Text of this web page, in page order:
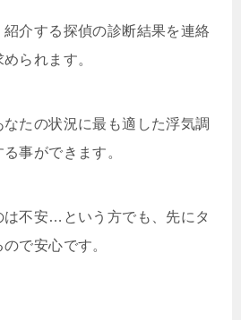
介する探偵の診断結果を連絡
られます。
たの状況に最も適した浮気調
事ができます。
は不安…という方でも、先にタ
で安心です。